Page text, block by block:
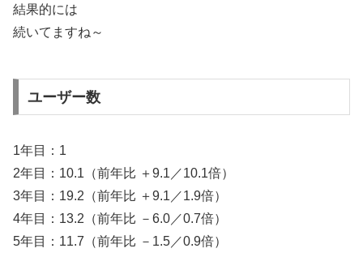
結果的には
続いてますね～
ユーザー数
1年目：1
2年目：10.1（前年比 ＋9.1／10.1倍）
3年目：19.2（前年比 ＋9.1／1.9倍）
4年目：13.2（前年比 －6.0／0.7倍）
5年目：11.7（前年比 －1.5／0.9倍）